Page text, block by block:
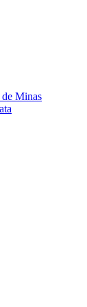
Minas